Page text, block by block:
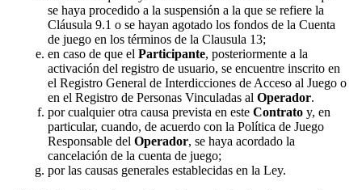
se haya procedido a la suspensión a la que se refiere la
Cláusula 9.1 o se hayan agotado los fondos de la Cuenta
de juego en los términos de la Clausula 13;
en caso de que el Participante, posteriormente a la
activación del registro de usuario, se encuentre inscrito en
el Registro General de Interdicciones de Acceso al Juego o
en el Registro de Personas Vinculadas al Operador.
por cualquier otra causa prevista en este Contratoy, en
particular, cuando, de acuerdo con la Política de Juego
Responsable del Operador, se haya acordado la
cancelación de la cuenta de juego;
por las causas generales establecidas en la Ley.